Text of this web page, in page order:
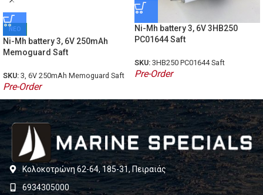
ΝΕΟ
Ni-Mh battery 3, 6V 250mAh
Memoguard Saft
SKU: 3, 6V 250mAh Memoguard Saft
Pre-Order
Ni-Mh battery 3, 6V 3HB250
PC01644 Saft
SKU: 3HB250 PC01644 Saft
Pre-Order
Κολοκοτρώνη 62-64, 185-31, Πειραιάς
6934305000